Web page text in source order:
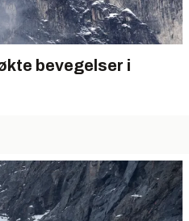
bevegelser i